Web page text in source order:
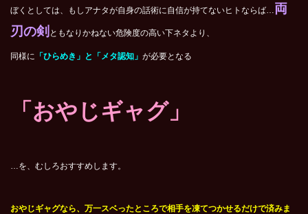
ぼくとしては、もしアナタが自身の話術に自信が持てないヒトならば…両
刃の剣 ともなりかねない危険度の高い下ネタより、
同様に 「ひらめき」と「メタ認知」 が必要となる
「おやじギャグ」
…を、むしろおすすめします。
おやじギャグなら、万一スベったところで相手を凍てつかせるだけで済みま